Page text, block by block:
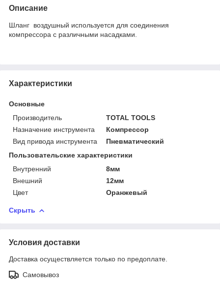
Описание
Шланг воздушный используется для соединения
компрессора с различными насадками.
Характеристики
Основные
Производитель
TOTAL TOOLS
Назначение инструмента
Компрессор
Вид привода инструмента
Пневматический
Пользовательские характеристики
Внутренний
8мм
Внешний
12мм
Цвет
Оранжевый
Скрыть
Условия доставки
Доставка осуществляется только по предоплате.
Самовывоз